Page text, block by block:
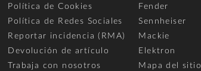
Política de Cookies
Política de Redes Sociales
Reportar incidencia (RMA)
Devolución de artículo
Trabaja con nosotros
Fender
Sennheiser
Mackie
Elektron
Mapa del sitio